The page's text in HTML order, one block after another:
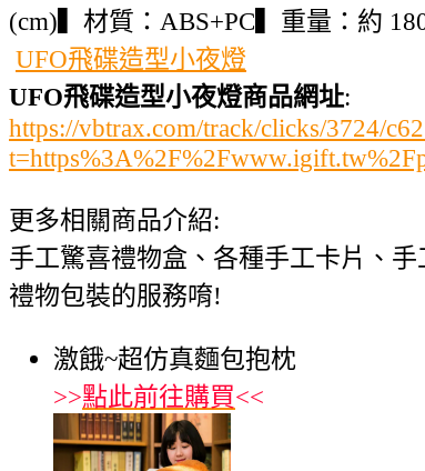
(cm)▍材質：ABS+PC▍重量：約
UFO飛碟造型小夜燈
UFO飛碟造型小夜燈商品網址:
https://vbtrax.com/track/clicks/3724/
更多相關商品介紹:
手工驚喜禮物盒、各種手工卡片、
禮物包裝的服務唷!
激餓~超仿真麵包抱枕
>>點此前往購買<<